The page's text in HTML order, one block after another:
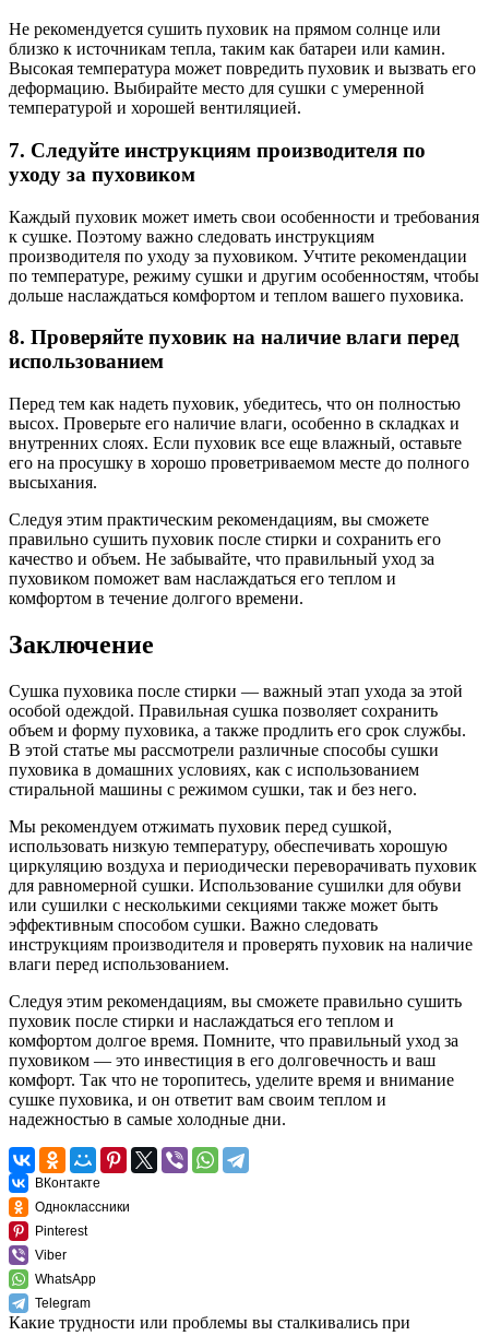
Не рекомендуется сушить пуховик на прямом солнце или
близко к источникам тепла, таким как батареи или камин.
Высокая температура может повредить пуховик и вызвать его
деформацию. Выбирайте место для сушки с умеренной
температурой и хорошей вентиляцией.
7. Следуйте инструкциям производителя по
уходу за пуховиком
Каждый пуховик может иметь свои особенности и требования
к сушке. Поэтому важно следовать инструкциям
производителя по уходу за пуховиком. Учтите рекомендации
по температуре, режиму сушки и другим особенностям, чтобы
дольше наслаждаться комфортом и теплом вашего пуховика.
8. Проверяйте пуховик на наличие влаги перед
использованием
Перед тем как надеть пуховик, убедитесь, что он полностью
высох. Проверьте его наличие влаги, особенно в складках и
внутренних слоях. Если пуховик все еще влажный, оставьте
его на просушку в хорошо проветриваемом месте до полного
высыхания.
Следуя этим практическим рекомендациям, вы сможете
правильно сушить пуховик после стирки и сохранить его
качество и объем. Не забывайте, что правильный уход за
пуховиком поможет вам наслаждаться его теплом и
комфортом в течение долгого времени.
Заключение
Сушка пуховика после стирки — важный этап ухода за этой
особой одеждой. Правильная сушка позволяет сохранить
объем и форму пуховика, а также продлить его срок службы.
В этой статье мы рассмотрели различные способы сушки
пуховика в домашних условиях, как с использованием
стиральной машины с режимом сушки, так и без него.
Мы рекомендуем отжимать пуховик перед сушкой,
использовать низкую температуру, обеспечивать хорошую
циркуляцию воздуха и периодически переворачивать пуховик
для равномерной сушки. Использование сушилки для обуви
или сушилки с несколькими секциями также может быть
эффективным способом сушки. Важно следовать
инструкциям производителя и проверять пуховик на наличие
влаги перед использованием.
Следуя этим рекомендациям, вы сможете правильно сушить
пуховик после стирки и наслаждаться его теплом и
комфортом долгое время. Помните, что правильный уход за
пуховиком — это инвестиция в его долговечность и ваш
комфорт. Так что не торопитесь, уделите время и внимание
сушке пуховика, и он ответит вам своим теплом и
надежностью в самые холодные дни.
ВКонтакте
Одноклассники
Pinterest
Viber
WhatsApp
Telegram
Какие трудности или проблемы вы сталкивались при